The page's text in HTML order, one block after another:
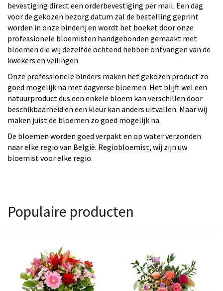
bevestiging direct een orderbevestiging per mail. Een dag
voor de gekozen bezorg datum zal de bestelling geprint
worden in onze binderij en wordt het boeket door onze
professionele bloemisten handgebonden gemaakt met
bloemen die wij dezelfde ochtend hebben ontvangen van de
kwekers en veilingen.
Onze professionele binders maken het gekozen product zo
goed mogelijk na met dagverse bloemen. Het blijft wel een
natuurproduct dus een enkele bloem kan verschillen door
beschikbaarheid en een kleur kan anders uitvallen. Maar wij
maken juist de bloemen zo goed mogelijk na.
De bloemen worden goed verpakt en op water verzonden
naar elke regio van België. Regiobloemist, wij zijn uw
bloemist voor elke regio.
Populaire producten